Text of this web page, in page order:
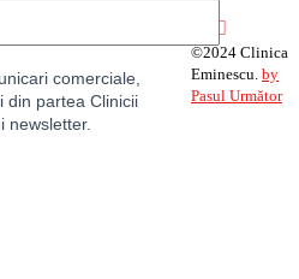
comerciale,
din partea Clinicii
newsletter.
©2024 Clinica
Eminescu. by
Pasul Următor